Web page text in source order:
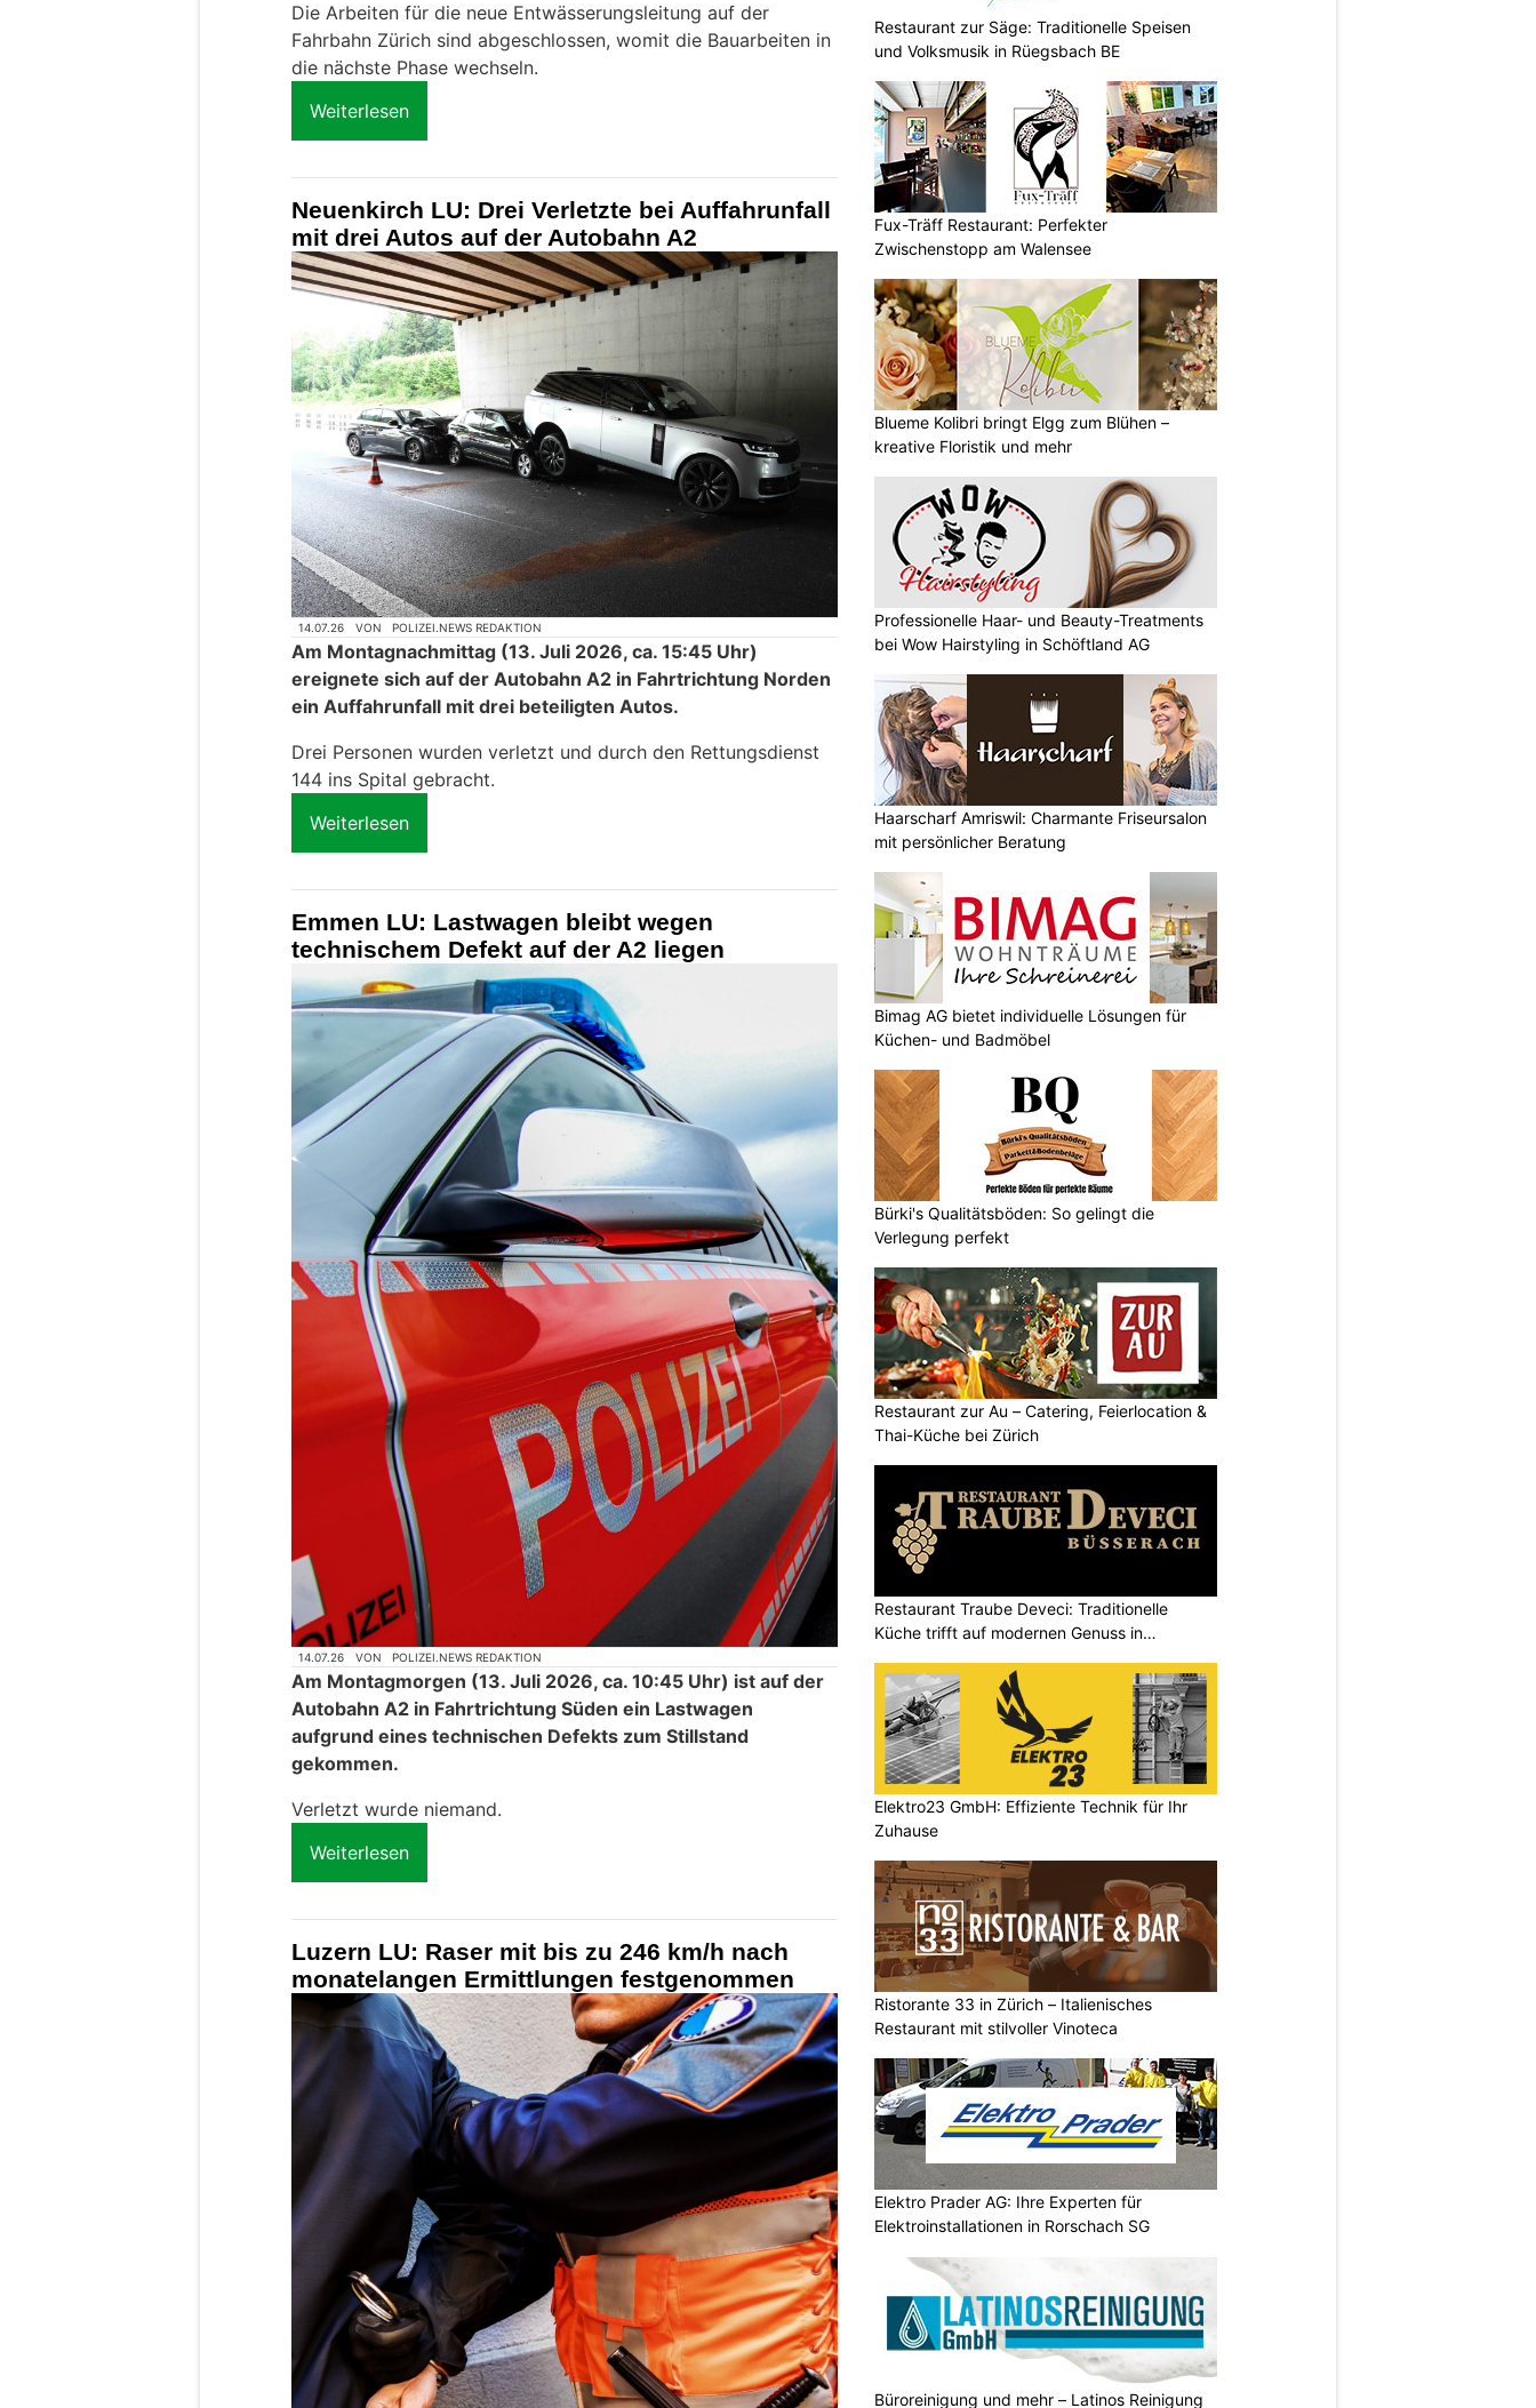
Die Arbeiten für die neue Entwässerungsleitung auf der
Fahrbahn Zürich sind abgeschlossen, womit die Bauarbeiten in
die nächste Phase wechseln.
Weiterlesen
Neuenkirch LU: Drei Verletzte bei Auffahrunfall
mit drei Autos auf der Autobahn A2
14.07.26 VON POLIZEI.NEWS REDAKTION
Am Montagnachmittag (13. Juli 2026, ca. 15:45 Uhr)
ereignete sich auf der Autobahn A2 in Fahrtrichtung Norden
ein Auffahrunfall mit drei beteiligten Autos.
Drei Personen wurden verletzt und durch den Rettungsdienst
144 ins Spital gebracht.
Weiterlesen
Emmen LU: Lastwagen bleibt wegen
technischem Defekt auf der A2 liegen
14.07.26 VON POLIZEI.NEWS REDAKTION
Am Montagmorgen (13. Juli 2026, ca. 10:45 Uhr) ist auf der
Autobahn A2 in Fahrtrichtung Süden ein Lastwagen
aufgrund eines technischen Defekts zum Stillstand
gekommen.
Verletzt wurde niemand.
Weiterlesen
Luzern LU: Raser mit bis zu 246 km/h nach
monatelangen Ermittlungen festgenommen
Restaurant zur Säge: Traditionelle Speisen
und Volksmusik in Rüegsbach BE
Fux-Träff Restaurant: Perfekter
Zwischenstopp am Walensee
Blueme Kolibri bringt Elgg zum Blühen –
kreative Floristik und mehr
Professionelle Haar- und Beauty-Treatments
bei Wow Hairstyling in Schöftland AG
Haarscharf Amriswil: Charmante Friseursalon
mit persönlicher Beratung
Bimag AG bietet individuelle Lösungen für
Küchen- und Badmöbel
Bürki's Qualitätsböden: So gelingt die
Verlegung perfekt
Restaurant zur Au – Catering, Feierlocation &
Thai-Küche bei Zürich
Restaurant Traube Deveci: Traditionelle
Küche trifft auf modernen Genuss in
Elektro23 GmbH: Effiziente Technik für Ihr
Zuhause
Ristorante 33 in Zürich – Italienisches
Restaurant mit stilvoller Vinoteca
Elektro Prader AG: Ihre Experten für
Elektroinstallationen in Rorschach SG
Büroreinigung und mehr – Latinos Reinigung